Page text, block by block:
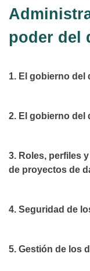
poder del
1. El gobierno del
2. El gobierno del
3. Roles, perfiles
de proyectos de
4. Seguridad de
5. Gestión de los